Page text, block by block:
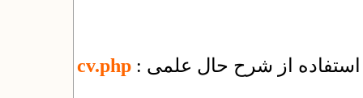
cv.php از شرح حال علمی